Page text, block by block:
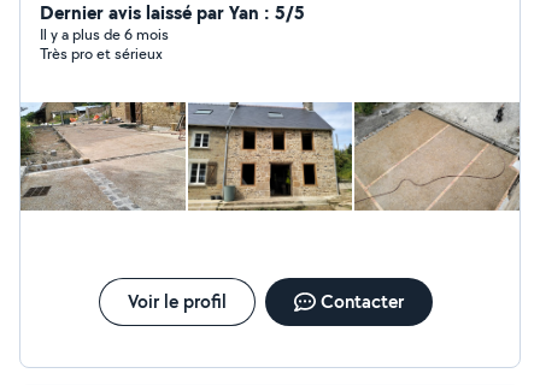
préparation des support ont béton, réagréage - Travaux
de peinture intérieure extérieur - Travaux plâtrier : pose
de cloisons - Travaux d'électricité - Toutes travaux de
Dernier avis laissé par Yan : 5/5
Il y a plus de 6 mois
Très pro et sérieux
Voir le profil Contacter